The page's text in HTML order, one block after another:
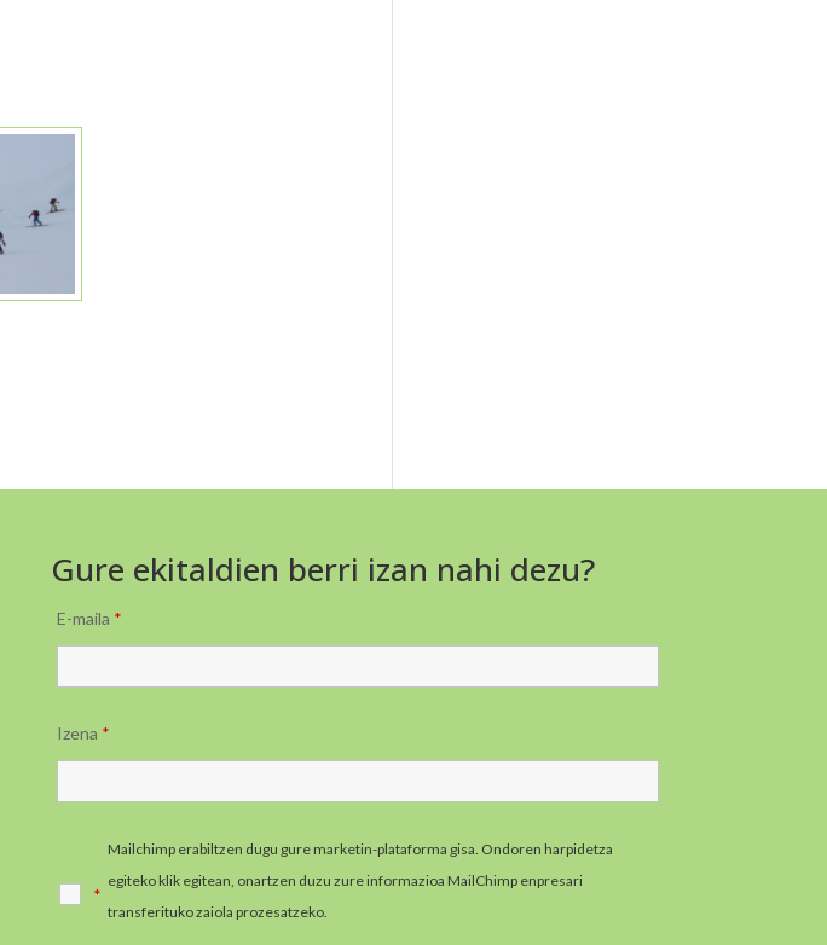
Gure ekitaldien berri izan nahi dezu?
E-maila *
Izena *
*
Mailchimp erabiltzen dugu gure marketin-plataforma gisa. Ondoren harpidetza
egiteko klik egitean, onartzen duzu zure informazioa MailChimp enpresari
transferituko zaiola prozesatzeko.